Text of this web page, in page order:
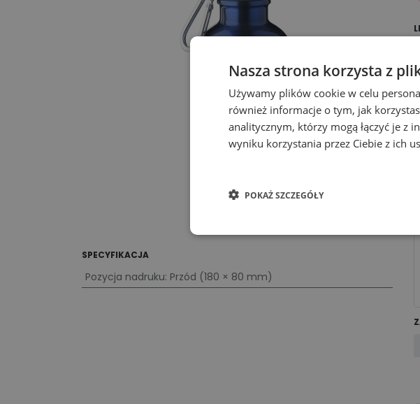
SPECYFIKACJA
Pozycja nadruku: Przód (180 × 80 mm)
Nasza strona korzysta z
Używamy plików cookie w celu
również informacje o tym, jak
analitycznym, którzy mogą łączyć je z
wyniku korzystania przez Ciebie z ich
POKAŻ SZCZEGÓŁY